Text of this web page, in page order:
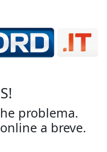
problema.
a breve.